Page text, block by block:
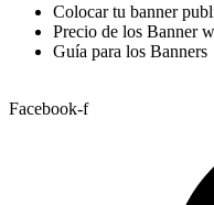
Colocar tu banner
Precio de los Banner
Guía para los Banners
Facebook-f